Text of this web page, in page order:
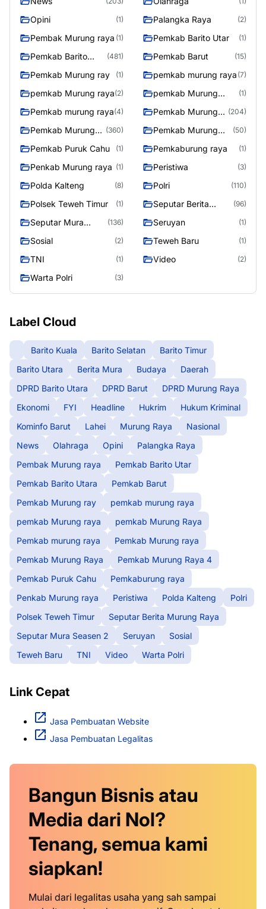
Opini (1) Palangka Raya (2)
Pembak Murung raya (1) Pemkab Barito Utar (1)
Pemkab Barito
(481) Pemkab Barut (15)
Pemkab Murung ray (1) pemkab murung raya (7)
pemkab Murung raya(2)
pemkab Murung
(1)
Pemkab murung raya(4)
Pemkab Murung
(204)
Pemkab Murung
(360)
Pemkab Murung
(50)
Pemkab Puruk Cahu (1) Pemkaburung raya (1)
Penkab Murung raya (1) Peristiwa (3)
Polda Kalteng (8) Polri (110)
Polsek Teweh Timur (1)
Seputar Berita
(96)
Seputar Mura
(136) Seruyan (1)
Sosial (2) Teweh Baru (1)
TNI (1) Video (2)
Warta Polri (3)
Label Cloud
Barito Kuala Barito Selatan
Barito Timur
Barito Utara
Berita Mura Budaya
Daerah
DPRD Barito Utara
DPRD Barut
DPRD Murung Raya
Ekonomi
FYI Headline Hukrim
Hukum Kriminal
Kominfo Barut
Lahei Murung Raya
Nasional
News
Olahraga Opini
Palangka Raya
Pembak Murung raya
Pemkab Barito Utar
Pemkab Barito Utara
Pemkab Barut
Pemkab Murung ray
pemkab murung raya
pemkab Murung raya
pemkab Murung Raya
Pemkab murung raya
Pemkab Murung raya
Pemkab Murung Raya
Pemkab Murung Raya 4
Pemkab Puruk Cahu
Pemkaburung raya
Penkab Murung raya
Peristiwa Polda Kalteng
Polri
Polsek Teweh Timur
Seputar Berita Murung Raya
Seputar Mura Seasen 2
Seruyan
Sosial
Teweh Baru
TNI Video Warta Polri
Link Cepat
Jasa Pembuatan Website
Jasa Pembuatan Legalitas
Bangun Bisnis atau
Media dari Nol?
Tenang, semua kami
siapkan!
Mulai dari legalitas usaha yang sah sampai